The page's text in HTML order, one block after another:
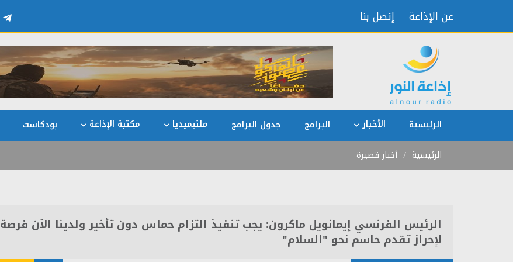
عن الإذاعة إتصل بنا
الرئيسية الأخبار البرامج جدول البرامج ملتيميديا مكتبة الإذاعة بودكاست
الرئيسية أخبار قصيرة
الرئيس الفرنسي إيمانويل ماكرون: يجب تنفيذ التزام حماس دون تأخير ولدينا الآن فرصة
لإحراز تقدم حاسم نحو "السلام"